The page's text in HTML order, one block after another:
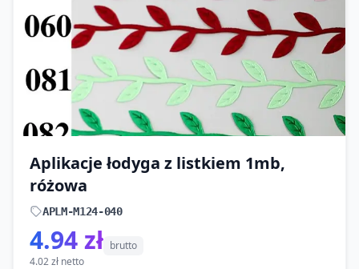
Aplikacje łodyga z listkiem 1mb,
różowa
APLM-M124-040
4.94 zł brutto
4.02 zł netto